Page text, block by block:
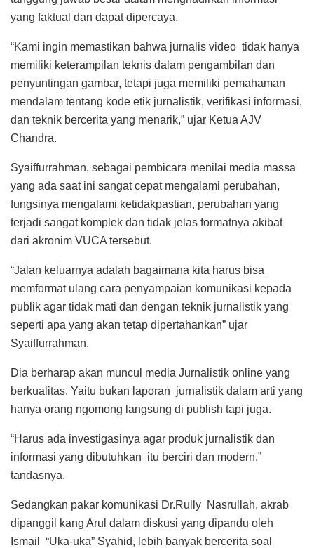
yang faktual dan dapat dipercaya.
“Kami ingin memastikan bahwa jurnalis video tidak hanya
memiliki keterampilan teknis dalam pengambilan dan
penyuntingan gambar, tetapi juga memiliki pemahaman
mendalam tentang kode etik jurnalistik, verifikasi informasi,
dan teknik bercerita yang menarik,” ujar Ketua AJV
Chandra.
Syaiffurrahman, sebagai pembicara menilai media massa
yang ada saat ini sangat cepat mengalami perubahan,
fungsinya mengalami ketidakpastian, perubahan yang
terjadi sangat komplek dan tidak jelas formatnya akibat
dari akronim VUCA tersebut.
“Jalan keluarnya adalah bagaimana kita harus bisa
memformat ulang cara penyampaian komunikasi kepada
publik agar tidak mati dan dengan teknik jurnalistik yang
seperti apa yang akan tetap dipertahankan” ujar
Syaiffurrahman.
Dia berharap akan muncul media Jurnalistik online yang
berkualitas. Yaitu bukan laporan jurnalistik dalam arti yang
hanya orang ngomong langsung di publish tapi juga.
“Harus ada investigasinya agar produk jurnalistik dan
informasi yang dibutuhkan itu berciri dan modern,”
tandasnya.
Sedangkan pakar komunikasi Dr.Rully Nasrullah, akrab
dipanggil kang Arul dalam diskusi yang dipandu oleh
Ismail “Uka-uka” Syahid, lebih banyak bercerita soal